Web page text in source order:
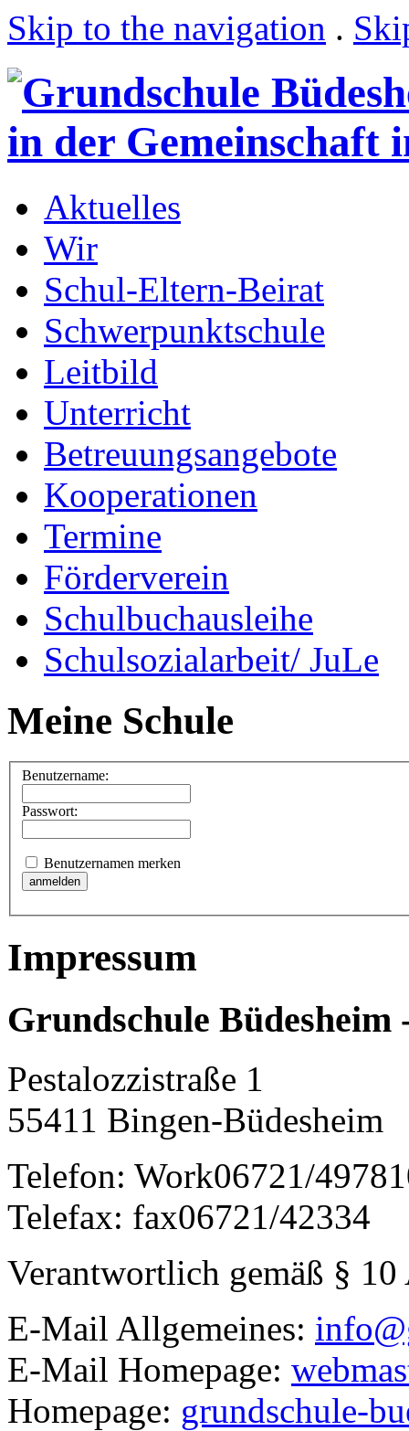
Skip to the navigation .
Aktuelles
Wir
Schul-Eltern-Beirat
Schwerpunktschule
Leitbild
Unterricht
Betreuungsangebote
Kooperationen
Termine
Förderverein
Schulbuchausleihe
Schulsozialarbeit/ JuLe
Meine Schule
Benutzername:
Passwort:
Benutzernamen merken
Impressum
Grundschule Büdesheim
Pestalozzistraße 1
55411 Bingen-Büdesheim
Telefon: Work06721/
Telefax: fax06721/42334
Verantwortlich gemäß §
E-Mail Allgemeines:
E-Mail Homepage:
Homepage: grundschule-